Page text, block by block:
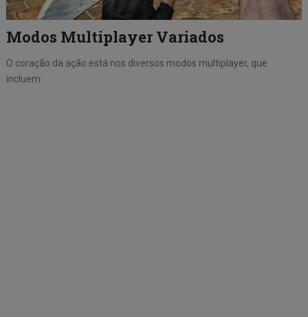
Modos Multiplayer Variados
O coração da ação está nos diversos modos multiplayer, que
incluem: